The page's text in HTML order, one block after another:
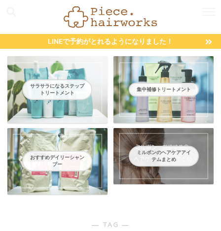
LINEで予約がとれるようになりました！
サラサラになるステップ
トリートメント
集中補修トリートメント
おすすめデイリーシャン
プー
ミルボンのヘアケアアイ
テムまとめ
― TAG ―